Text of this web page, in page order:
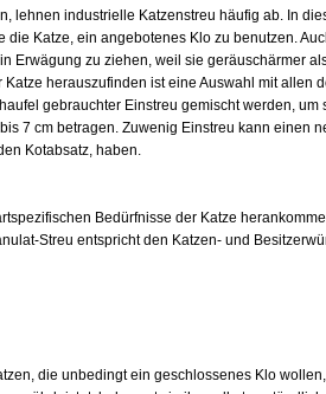
lehnen industrielle Katzenstreu häufig ab. In
Katze, ein angebotenes Klo zu benutzen.
Erwägung zu ziehen, weil sie geräuschärmer
herauszufinden ist eine Auswahl mit allen
gebrauchter Einstreu gemischt werden, um
7 cm betragen. Zuwenig Einstreu kann einen
Kotabsatz, haben.
Bedürfnisse der Katze
Streu entspricht den Katzen- und
die unbedingt ein geschlossenes Klo